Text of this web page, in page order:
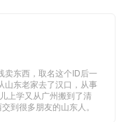
卖东西，取名这个ID后一
山东老家去了汉口，从事
上学又从广州搬到了清
到很多朋友的山东人。